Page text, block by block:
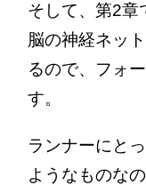
そして、第2章
脳の神経ネッ
るので、フォ
す。
ランナーにと
ようなものな